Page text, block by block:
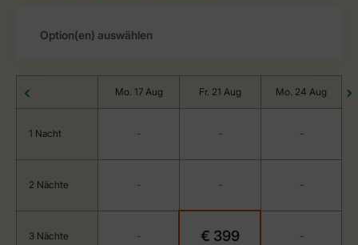
Mo. 17 Aug Fr. 21 Aug Mo. 24 Aug
1 Nacht - - -
2 Nächte - - -
3 Nächte - € 399 -